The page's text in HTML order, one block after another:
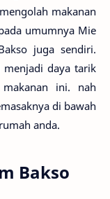
makanan
umumnya Mie
juga sendiri.
menjadi daya tarik
ini. nah
di bawah
anda.
Bakso